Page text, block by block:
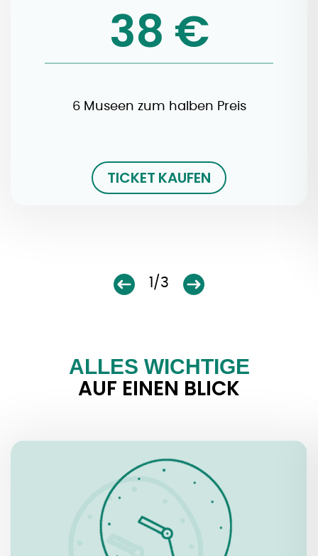
38 €
6 Museen zum halben Preis
TICKET KAUFEN
1/3
ALLES WICHTIGE
AUF EINEN BLICK
ÖFFNUNGSZEITEN
Dienstag – Sonntag: 10.00 – 19.00 Uhr
Montag Ruhetag